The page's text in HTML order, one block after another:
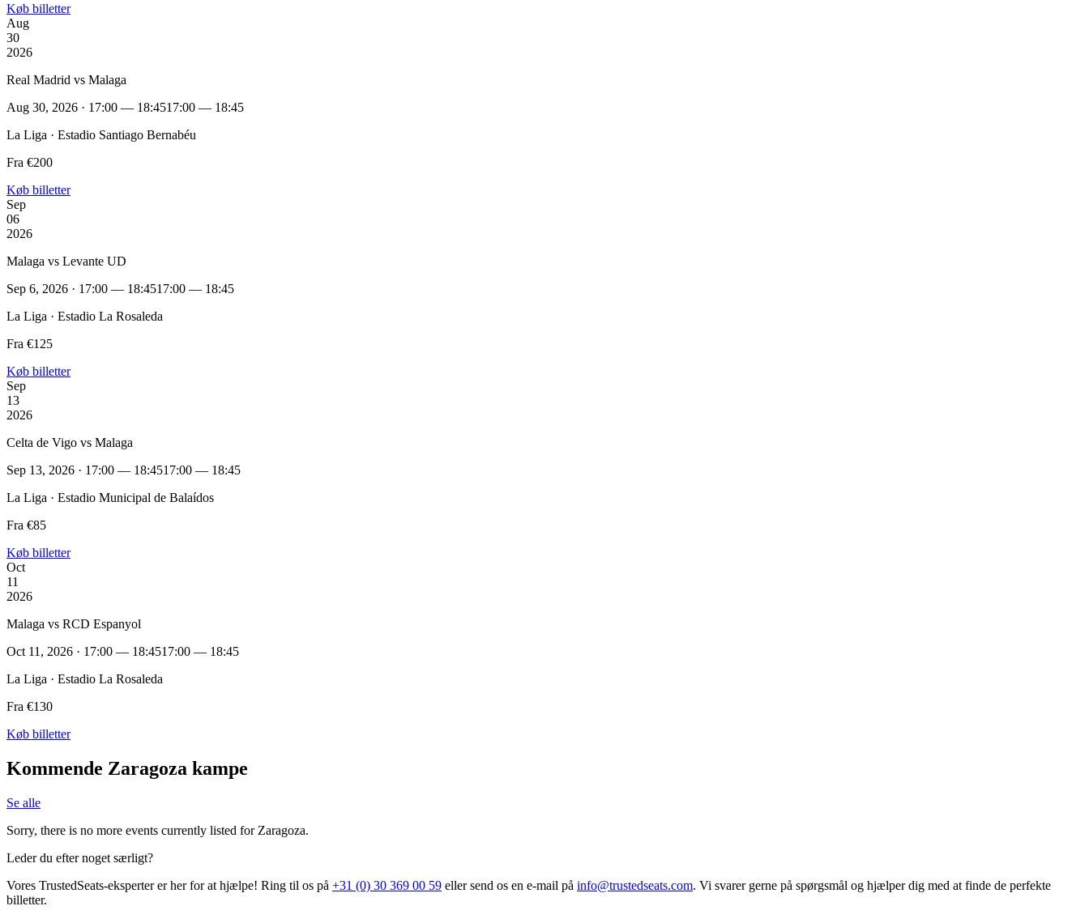
Køb billetter
Aug
30
2026
Real Madrid vs Malaga
Aug 30, 2026 · 17:00 — 18:4517:00 — 18:45
La Liga · Estadio Santiago Bernabéu
Fra €200
Køb billetter
Sep
06
2026
Malaga vs Levante UD
Sep 6, 2026 · 17:00 — 18:4517:00 — 18:45
La Liga · Estadio La Rosaleda
Fra €125
Køb billetter
Sep
13
2026
Celta de Vigo vs Malaga
Sep 13, 2026 · 17:00 — 18:4517:00 — 18:45
La Liga · Estadio Municipal de Balaídos
Fra €85
Køb billetter
Oct
11
2026
Malaga vs RCD Espanyol
Oct 11, 2026 · 17:00 — 18:4517:00 — 18:45
La Liga · Estadio La Rosaleda
Fra €130
Køb billetter
Kommende Zaragoza kampe
Se alle
Sorry, there is no more events currently listed for Zaragoza.
Leder du efter noget særligt?
Vores TrustedSeats-eksperter er her for at hjælpe! Ring til os på +31 (0) 30 369 00 59 eller send os en e-mail på info@trustedseats.com. Vi svarer gerne på spørgsmål og hjælper dig med at finde de perfekte
billetter.